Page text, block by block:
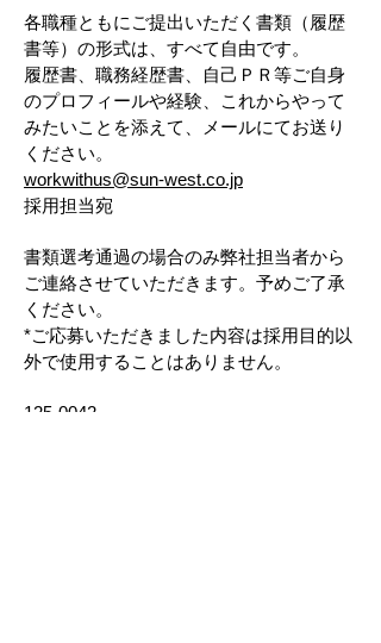
各職種ともにご提出いただく書類（履歴
書等）の形式は、すべて自由です。
履歴書、職務経歴書、自己ＰＲ等ご自身
のプロフィールや経験、これからやって
みたいことを添えて、メールにてお送り
ください。
workwithus@sun-west.co.jp
採用担当宛
書類選考通過の場合のみ弊社担当者から
ご連絡させていただきます。予めご了承
ください。
*ご応募いただきました内容は採用目的以
外で使用することはありません。
125-0042